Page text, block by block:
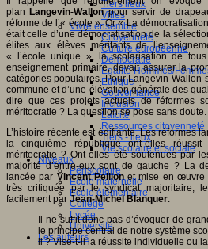
Tiers lieux
Villes
Vivre ensemble
Citoyenneté
Culture européenne
Démocratie
Egalité Hommes/
Ethique
Gouvernance
Inclusion
Laïcité
Ressources citoyenneté
Tiers - lieux
Vie scolaire et sociale
Niveaux
Périscolaire
Ecole maternelle
Ecole élémentaire
Collège
Lycée
Université
Les auteurs
plan Langevin-Wallonpour servir de
réforme de l’« école ». Or « La
était celle d’une démocratisation de la
élites aux élèves méritants de
« l’école unique », la scolarisation de
enseignement primaire, devait assurer la
catégories populaires. Pour Langevin-Wallon
commune et d’une élévation générale des
dire que ces projets actuels de réformes
méritocratie ? La question se pose sans doute.
L’histoire récente est édifiante. Les réformes
la cinquième république ont-elles
méritocratie ? Ont-elles été soutenues par
majorité d’entre-eux sont de gauche ? La
lancée par Vincent Peillonet mise en œuvre
très critiquée par le syndicat majoritaire,
facilement par Jean-Michel Blanquer.
Il ne suffit donc pas d’évoquer de
le principe central de notre système
il ? Vise-t-il la réussite individuelle ou